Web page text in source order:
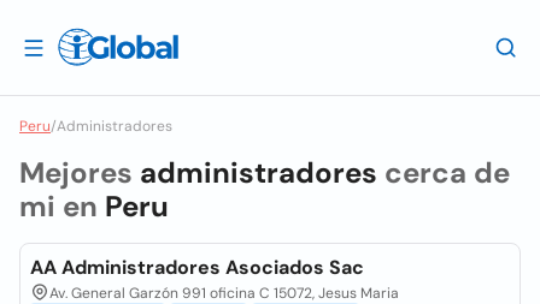
Peru/Administradores
Mejores administradores cerca de
mi en Peru
AA Administradores Asociados Sac
Av. General Garzón 991 oficina C 15072, Jesus Maria